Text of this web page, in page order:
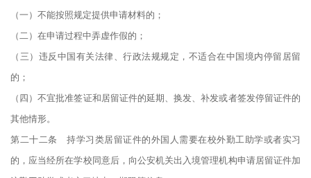
（一）不能按照规定提供申请材料的；
（二）在申请过程中弄虚作假的；
（三）违反中国有关法律、行政法规规定，不适合在中国境内停留居留
的；
（四）不宜批准签证和居留证件的延期、换发、补发或者签发停留证件的
其他情形。
第二十二条 持学习类居留证件的外国人需要在校外勤工助学或者实习
的，应当经所在学校同意后，向公安机关出入境管理机构申请居留证件加